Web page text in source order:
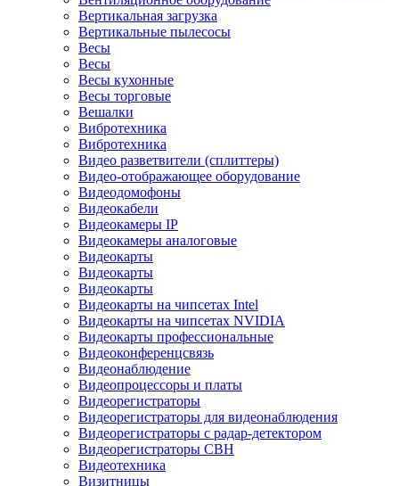
Вертикальная загрузка
Вертикальные пылесосы
Весы
Весы
Весы кухонные
Весы торговые
Вешалки
Вибротехника
Вибротехника
Видео разветвители (сплиттеры)
Видео-отображающее оборудование
Видеодомофоны
Видеокабели
Видеокамеры IP
Видеокамеры аналоговые
Видеокарты
Видеокарты
Видеокарты
Видеокарты на чипсетах Intel
Видеокарты на чипсетах NVIDIA
Видеокарты профессиональные
Видеоконференцсвязь
Видеонаблюдение
Видеопроцессоры и платы
Видеорегистраторы
Видеорегистраторы для видеонаблюдения
Видеорегистраторы с радар-детектором
Видеорегистраторы СВН
Видеотехника
Визитницы